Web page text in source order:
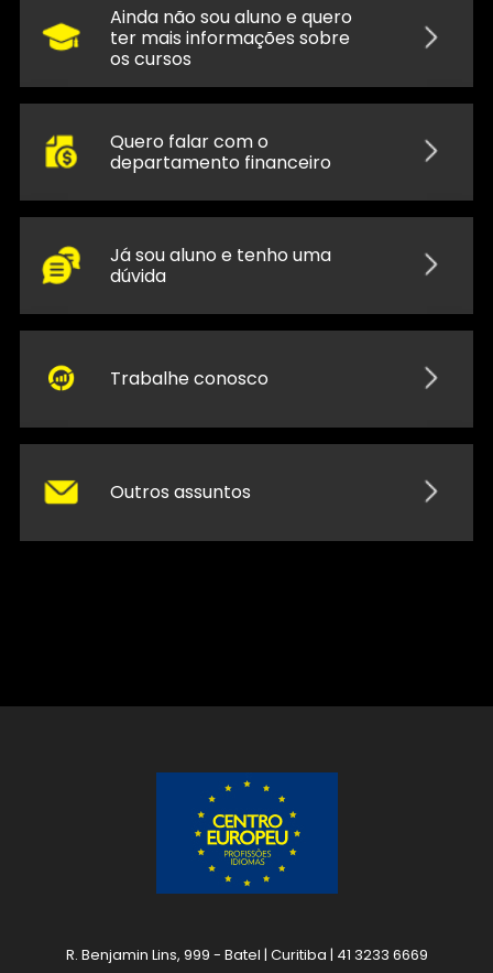
Ainda não sou aluno e quero
ter mais informações sobre
os cursos
Quero falar com o
departamento financeiro
Já sou aluno e tenho uma
dúvida
Trabalhe conosco
Outros assuntos
R. Benjamin Lins, 999 - Batel | Curitiba | 41 3233 6669